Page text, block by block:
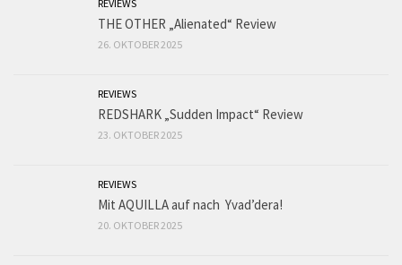
REVIEWS
THE OTHER „Alienated“ Review
26. OKTOBER 2025
REVIEWS
REDSHARK „Sudden Impact“ Review
23. OKTOBER 2025
REVIEWS
Mit AQUILLA auf nach Yvad’dera!
20. OKTOBER 2025